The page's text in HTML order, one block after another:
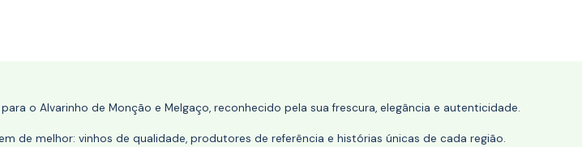
o Alvarinho de Monção e Melgaço, reconhecido pela sua frescura, elegância e autenticidade.
de melhor: vinhos de qualidade, produtores de referência e histórias únicas de cada região.